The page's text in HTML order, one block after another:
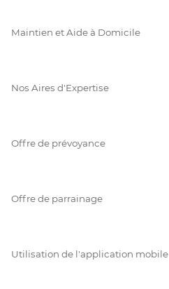
Maintien et Aide à Domicile
Nos Aires d'Expertise
Offre de prévoyance
Offre de parrainage
Utilisation de l'application mobile